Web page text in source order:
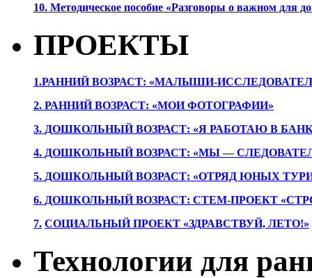
10. Методическое пособие «Разговоры о важном для
ПРОЕКТЫ
1.РАННИЙ ВОЗРАСТ: «МАЛЫШИ-
2. РАННИЙ ВОЗРАСТ: «МОИ ФОТОГРАФИИ»
3. ДОШКОЛЬНЫЙ ВОЗРАСТ: «Я РАБОТАЮ В
4. ДОШКОЛЬНЫЙ ВОЗРАСТ: «МЫ —
5. ДОШКОЛЬНЫЙ ВОЗРАСТ: «ОТРЯД ЮНЫХ
6. ДОШКОЛЬНЫЙ ВОЗРАСТ: СТЕМ-ПРОЕКТ
7. СОЦИАЛЬНЫЙ ПРОЕКТ «ЗДРАВСТВУЙ, ЛЕТО!»
Технологии для